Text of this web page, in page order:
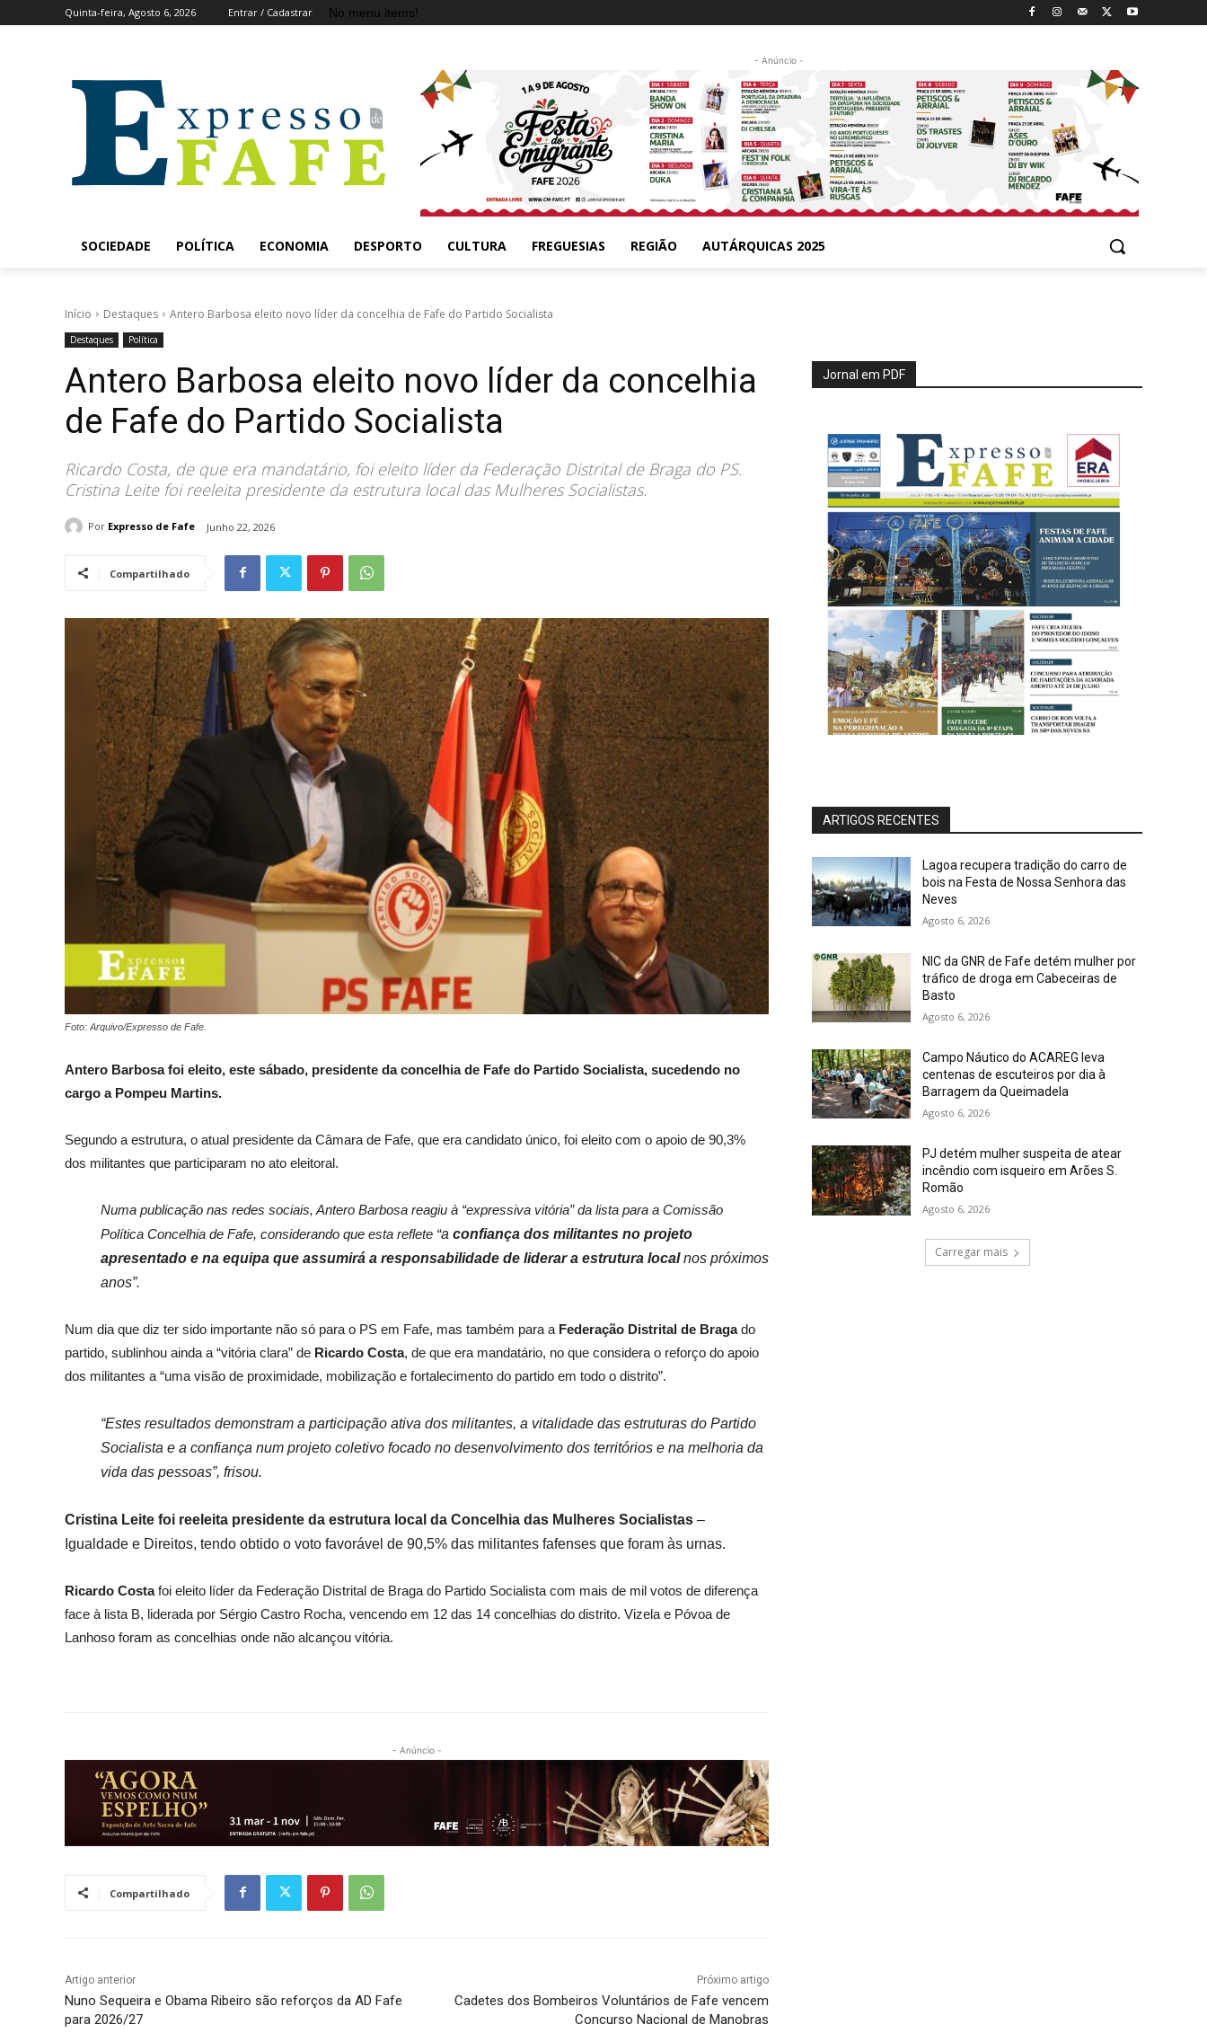
Quinta-feira, Agosto 6, 2026 Entrar / Cadastrar No menu items!
- Anúncio -
SOCIEDADE POLÍTICA ECONOMIA DESPORTO CULTURA FREGUESIAS REGIÃO AUTÁRQUICAS 2025
Início Destaques Antero Barbosa eleito novo líder da concelhia de Fafe do Partido Socialista
Destaques Política
Antero Barbosa eleito novo líder da concelhia
de Fafe do Partido Socialista
Ricardo Costa, de que era mandatário, foi eleito líder da Federação Distrital de Braga do PS.
Cristina Leite foi reeleita presidente da estrutura local das Mulheres Socialistas.
Por Expresso de Fafe Junho 22, 2026
Compartilhado
Foto: Arquivo/Expresso de Fafe.
Antero Barbosa foi eleito, este sábado, presidente da concelhia de Fafe do Partido Socialista, sucedendo no
cargo a Pompeu Martins.
Segundo a estrutura, o atual presidente da Câmara de Fafe, que era candidato único, foi eleito com o apoio de 90,3%
dos militantes que participaram no ato eleitoral.
Numa publicação nas redes sociais, Antero Barbosa reagiu à “expressiva vitória” da lista para a Comissão
Política Concelhia de Fafe, considerando que esta reflete “a confiança dos militantes no projeto
apresentado e na equipa que assumirá a responsabilidade de liderar a estrutura localnos próximos
anos”.
Num dia que diz ter sido importante não só para o PS em Fafe, mas também para a Federação Distrital de Bragado
partido, sublinhou ainda a “vitória clara” de Ricardo Costa, de que era mandatário, no que considera o reforço do apoio
dos militantes a “uma visão de proximidade, mobilização e fortalecimento do partido em todo o distrito”.
“Estes resultados demonstram a participação ativa dos militantes, a vitalidade das estruturas do Partido
Socialista e a confiança num projeto coletivo focado no desenvolvimento dos territórios e na melhoria da
vida das pessoas”, frisou.
Cristina Leite foi reeleita presidente da estrutura local da Concelhia das Mulheres Socialistas –
Igualdade e Direitos, tendo obtido o voto favorável de 90,5% das militantes fafenses que foram às urnas.
Ricardo Costafoi eleito líder da Federação Distrital de Braga do Partido Socialista com mais de mil votos de diferença
face à lista B, liderada por Sérgio Castro Rocha, vencendo em 12 das 14 concelhias do distrito. Vizela e Póvoa de
Lanhoso foram as concelhias onde não alcançou vitória.
- Anúncio -
Compartilhado
Artigo anterior
Nuno Sequeira e Obama Ribeiro são reforços da AD Fafe
para 2026/27
Próximo artigo
Cadetes dos Bombeiros Voluntários de Fafe vencem
Concurso Nacional de Manobras
Jornal em PDF
ARTIGOS RECENTES
Lagoa recupera tradição do carro de
bois na Festa de Nossa Senhora das
Neves
Agosto 6, 2026
NIC da GNR de Fafe detém mulher por
tráfico de droga em Cabeceiras de
Basto
Agosto 6, 2026
Campo Náutico do ACAREG leva
centenas de escuteiros por dia à
Barragem da Queimadela
Agosto 6, 2026
PJ detém mulher suspeita de atear
incêndio com isqueiro em Arões S.
Romão
Agosto 6, 2026
Carregar mais